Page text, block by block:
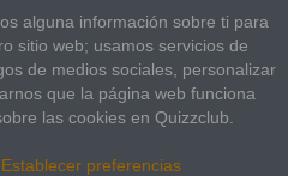
alguna información sobre ti para
sitio web; usamos servicios de
de medios sociales, personalizar
que la página web funciona
las cookies en Quizzclub.
Establecer preferencias